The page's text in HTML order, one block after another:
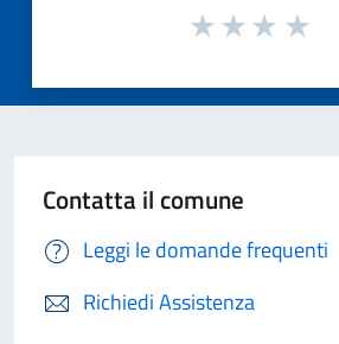
Contatta il comune
Leggi le domande frequenti
Richiedi Assistenza